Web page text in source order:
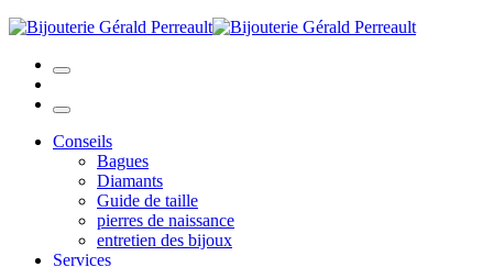
Conseils
Bagues
Diamants
Guide de taille
pierres de naissance
entretien des bijoux
Services